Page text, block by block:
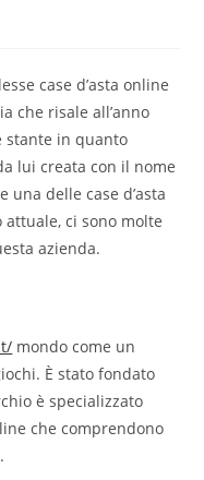
case d’asta online
che risale all’anno
stante in quanto
lui creata con il nome
una delle case d’asta
ci sono molte
azienda.
mondo come un
È stato fondato
è specializzato
che comprendono